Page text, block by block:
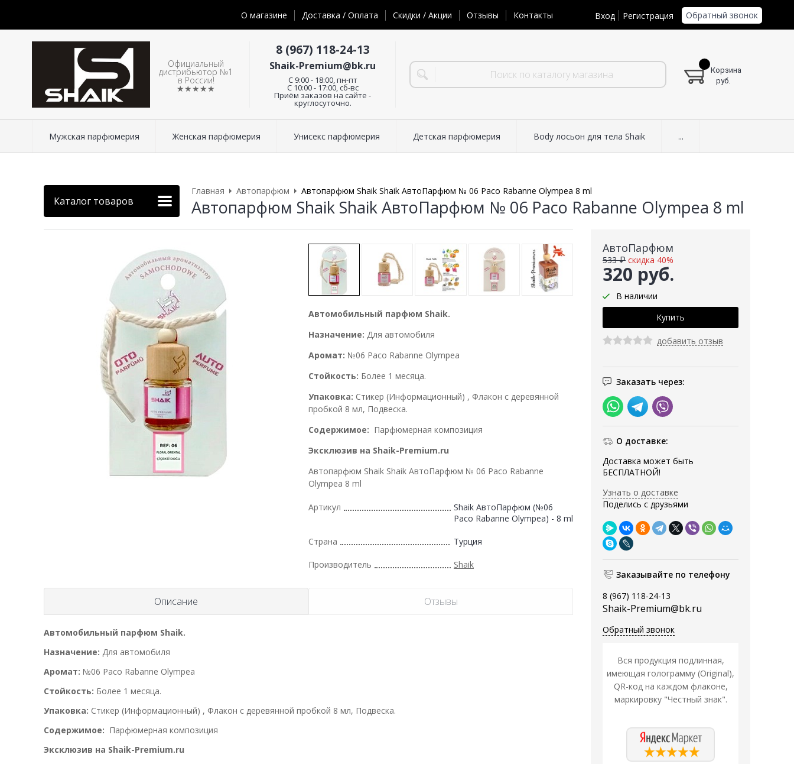
О магазине Доставка / Оплата Скидки / Акции Отзывы Контакты Вход Регистрация Обратный звонок
Официальный
дистрибьютор №1
в России!
★★★★★
8 (967) 118-24-13
Shaik-Premium@bk.ru
C 9:00 - 18:00, пн-пт
С 10:00 - 17:00, сб-вс
Приём заказов на сайте -
круглосуточно.
Корзина
руб.
Мужская парфюмерия Женская парфюмерия Унисекс парфюмерия Детская парфюмерия Body лосьон для тела Shaik ...
Каталог товаров
Главная Автопарфюм Автопарфюм Shaik Shaik АвтоПарфюм № 06 Paco Rabanne Olympea 8 ml
Автопарфюм Shaik Shaik АвтоПарфюм № 06 Paco Rabanne Olympea 8 ml
АвтоПарфюм
320 руб.
533 ₽ скидка 40%
В наличии
добавить отзыв
Заказать через:
О доставке:
Доставка может быть
БЕСПЛАТНОЙ!
Узнать о доставке
Поделись с друзьями
Заказывайте по телефону
8 (967) 118-24-13
Shaik-Premium@bk.ru
Обратный звонок
Вся продукция подлинная,
имеющая голограмму (Original),
QR-код на каждом флаконе,
маркировку "Честный знак".
Автомобильный парфюм Shaik.
Назначение: Для автомобиля
Аромат: №06 Paco Rabanne Olympea
Стойкость: Более 1 месяца.
Упаковка: Стикер (Информационный) , Флакон с деревянной
пробкой 8 мл, Подвеска.
Содержимое: Парфюмерная композиция
Эксклюзив на Shaik-Premium.ru
Автопарфюм Shaik Shaik АвтоПарфюм № 06 Paco Rabanne
Olympea 8 ml
Артикул
Shaik АвтоПарфюм (№06
Paco Rabanne Olympea) - 8 ml
Страна Турция
Производитель Shaik
Описание Отзывы
Автомобильный парфюм Shaik.
Назначение: Для автомобиля
Аромат: №06 Paco Rabanne Olympea
Стойкость: Более 1 месяца.
Упаковка: Стикер (Информационный) , Флакон с деревянной пробкой 8 мл, Подвеска.
Содержимое: Парфюмерная композиция
Эксклюзив на Shaik-Premium.ru